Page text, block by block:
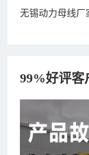
无锡动力母线厂
99%好评客
182xxxx4350